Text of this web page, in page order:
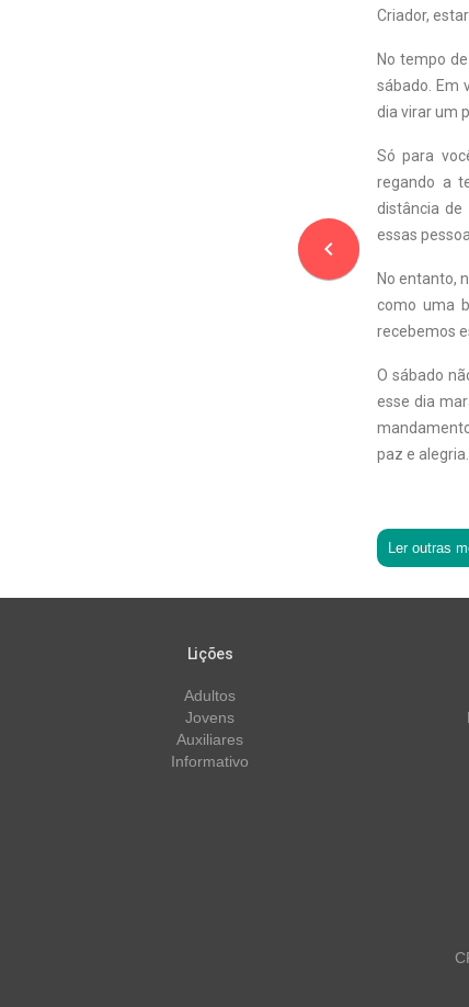
navigate_before
Criador,
No tempo
sábado. Em
dia virar um
Só para
regando a
distância
essas
No entanto,
como uma
recebemos
O sábado
esse dia
paz e alegria.
Ler outras
Lições
Adultos
Jovens
Auxiliares
Informativo